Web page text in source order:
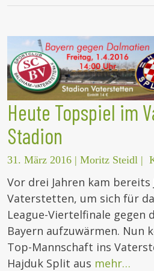
Heute Topspiel im
Stadion
31. März 2016 | Moritz Steidl |
Vor drei Jahren kam
Vaterstetten, um sich für
League-Viertelfinale gegen
Bayern aufzuwärmen. Nun
Top-Mannschaft ins
Hajduk Split aus mehr…